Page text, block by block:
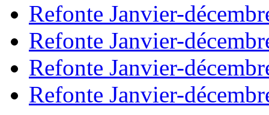
Refonte Janvier-
Refonte Janvier-
Refonte Janvier-
Refonte Janvier-